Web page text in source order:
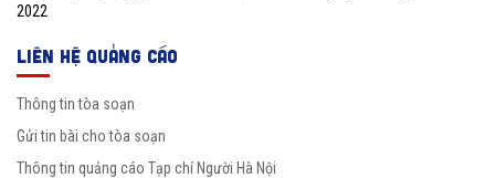
2022
LIÊN HỆ QUẢNG CÁO
Thông tin tòa soạn
Gửi tin bài cho tòa soạn
Thông tin quảng cáo Tạp chí Người Hà Nội